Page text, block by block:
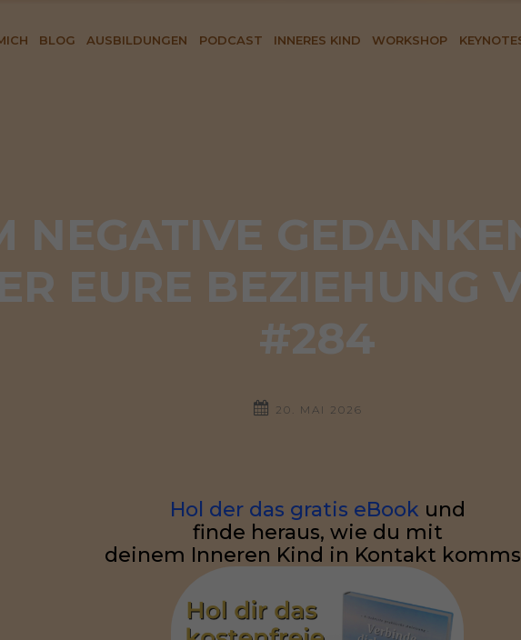
BLOG AUSBILDUNGEN PODCAST INNERES KIND WORKSHOP
NEGATIVE
EURE BEZIEHUNG
#284
20. MAI 2026
Hol der das gratis eBook und
finde heraus, wie du mit
deinem Inneren Kind in Kontakt